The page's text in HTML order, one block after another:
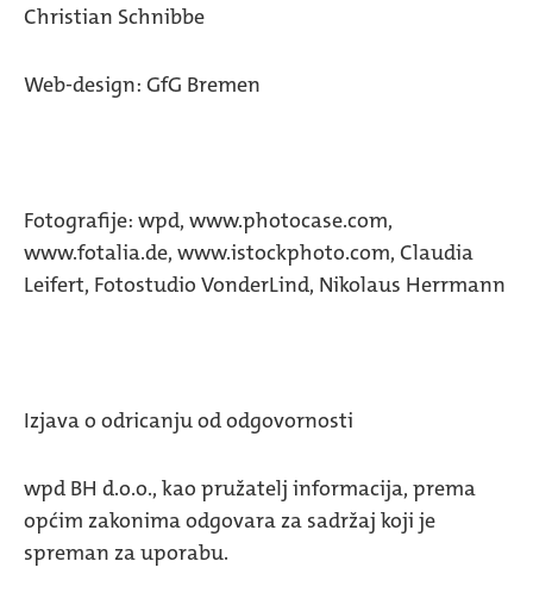
Christian Schnibbe
Web-design: GfG Bremen
Fotografije: wpd, www.photocase.com,
www.fotalia.de, www.istockphoto.com, Claudia
Leifert, Fotostudio VonderLind, Nikolaus Herrmann
Izjava o odricanju od odgovornosti
wpd BH d.o.o., kao pružatelj informacija, prema
općim zakonima odgovara za sadržaj koji je
spreman za uporabu.